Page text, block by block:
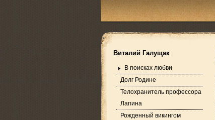
Виталий Галущак
В поисках любви
Долг Родине
Телохранитель профессора
Лапина
Рожденный викингом